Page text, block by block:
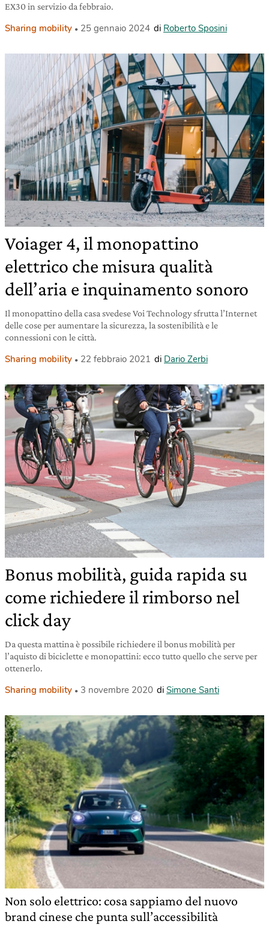
EX30 in servizio da febbraio.
Sharing mobility 25 gennaio 2024 di Roberto Sposini
Voiager 4, il monopattino
elettrico che misura qualità
dell’aria e inquinamento sonoro
Il monopattino della casa svedese Voi Technology sfrutta l’Internet
delle cose per aumentare la sicurezza, la sostenibilità e le
connessioni con le città.
Sharing mobility 22 febbraio 2021 di Dario Zerbi
Bonus mobilità, guida rapida su
come richiedere il rimborso nel
click day
Da questa mattina è possibile richiedere il bonus mobilità per
l’aquisto di biciclette e monopattini: ecco tutto quello che serve per
ottenerlo.
Sharing mobility 3 novembre 2020 di Simone Santi
Non solo elettrico: cosa sappiamo del nuovo
brand cinese che punta sull’accessibilità